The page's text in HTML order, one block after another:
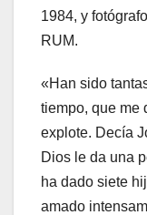
1984, y
RUM.
«Han sido
tiempo, que me
explote. Decía
Dios le da una
ha dado siete
amado